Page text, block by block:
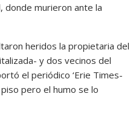
donde murieron ante la
heridos la propietaria del
y dos vecinos del
el periódico ‘Erie Times-
pero el humo se lo